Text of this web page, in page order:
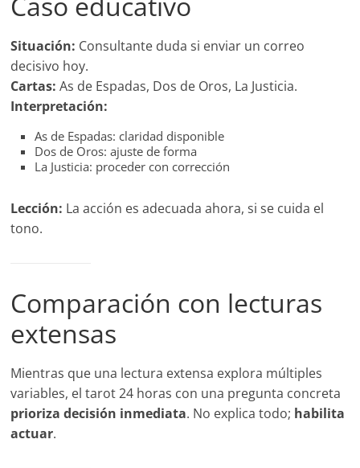
Situación: Consultante duda si enviar un correo
decisivo hoy.
Cartas: As de Espadas, Dos de Oros, La Justicia.
Interpretación:
As de Espadas: claridad disponible
Dos de Oros: ajuste de forma
La Justicia: proceder con corrección
Lección: La acción es adecuada ahora, si se cuida el
tono.
Comparación con lecturas
extensas
Mientras que una lectura extensa explora múltiples
variables, el tarot 24 horas con una pregunta concreta
prioriza decisión inmediata. No explica todo; habilita
actuar.